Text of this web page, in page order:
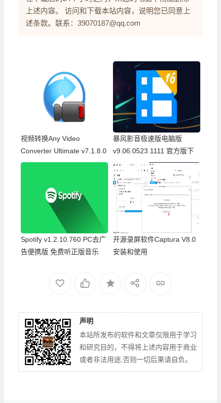
上述内容。 访问和下载本站内容，说明您已同意上
述条款。联系：39070187@qq.com
视频转换Any Video
Converter Ultimate v7.1.8.0
中文绿色便携版
暴风影音极速版电脑版
v9.06.0523.1111 官方版下
载
Spotify v1.2.10.760 PC去广
告便携版 免费听正版音乐
开源录屏软件Captura V8.0
安装和使用
声明
本站所发布的软件和文章仅限用于学习
和研究目的，不得将上述内容用于商业
或者非法用途,否则一切后果请自负。